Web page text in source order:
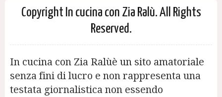
Copyright In cucina con Zia Ralù. All Rights
Reserved.
In cucina con Zia Ralùè un sito amatoriale
senza fini di lucro e non rappresenta una
testata giornalistica non essendo